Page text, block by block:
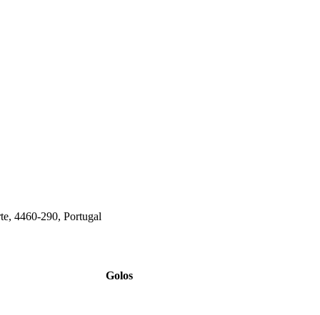
4460-290, Portugal
Golos